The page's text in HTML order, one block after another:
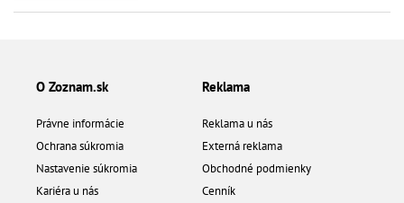
O Zoznam.sk
Právne informácie
Ochrana súkromia
Nastavenie súkromia
Kariéra u nás
Reklama
Reklama u nás
Externá reklama
Obchodné podmienky
Cenník